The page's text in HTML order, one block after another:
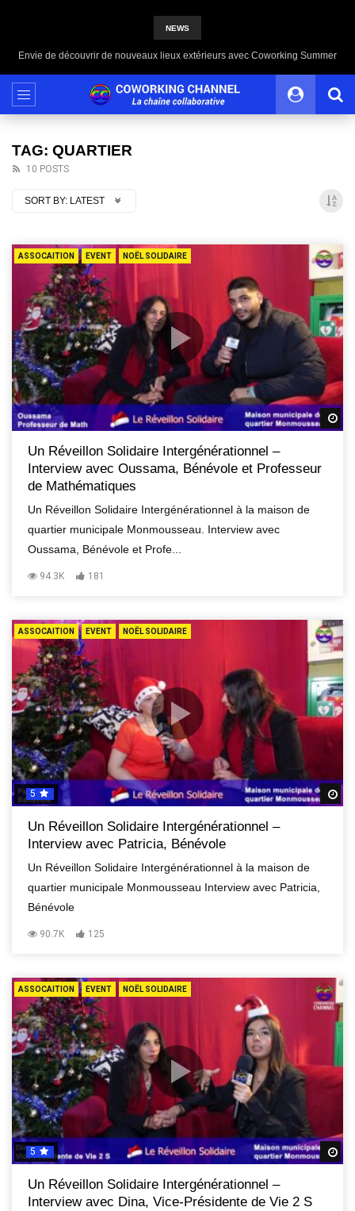
NEWS
Envie de découvrir de nouveaux lieux extérieurs avec Coworking Summer
TAG: QUARTIER
10 POSTS
SORT BY: LATEST
ASSOCAITION EVENT NOËL SOLIDAIRE
Un Réveillon Solidaire Intergénérationnel –
Interview avec Oussama, Bénévole et Professeur
de Mathématiques
Un Réveillon Solidaire Intergénérationnel à la maison de
quartier municipale Monmousseau. Interview avec
Oussama, Bénévole et Profe...
94.3K 181
ASSOCAITION EVENT NOËL SOLIDAIRE
5
Un Réveillon Solidaire Intergénérationnel –
Interview avec Patricia, Bénévole
Un Réveillon Solidaire Intergénérationnel à la maison de
quartier municipale Monmousseau Interview avec Patricia,
Bénévole
90.7K 125
ASSOCAITION EVENT NOËL SOLIDAIRE
5
Un Réveillon Solidaire Intergénérationnel –
Interview avec Dina, Vice-Présidente de Vie 2 S